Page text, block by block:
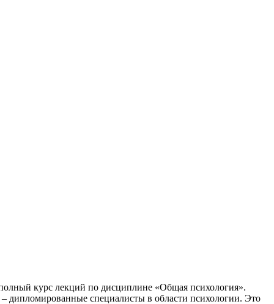
курс лекций по дисциплине «Общая психология».
дипломированные специалисты в области психологии. Это